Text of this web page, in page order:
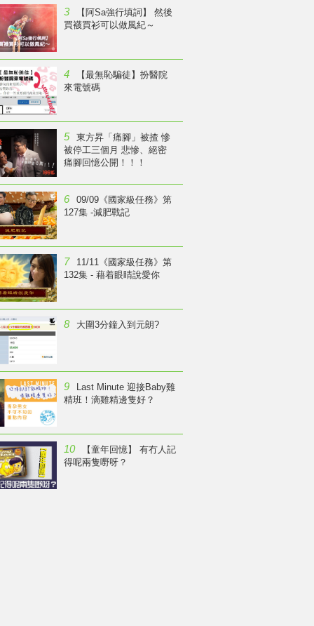
3
【阿Sa強行填詞】 然後
買襪買衫可以做風紀～
4
【最無恥騙徒】扮醫院
來電號碼
5
東方昇「痛腳」被揸 慘
被停工三個月 悲慘、絕密
痛腳回憶公開！！！
6
09/09《國家級任務》第
127集 -減肥戰記
7
11/11《國家級任務》第
132集 - 藉着眼睛說愛你
8 大圍3分鐘入到元朗?
9
Last Minute 迎接Baby雞
精班！滴雞精邊隻好？
10
【童年回憶】 有冇人記
得呢兩隻嘢呀？